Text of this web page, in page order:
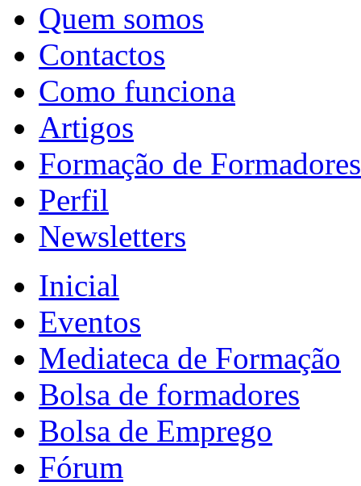
Quem somos
Contactos
Como funciona
Artigos
Formação de Formadores
Perfil
Newsletters
Inicial
Eventos
Mediateca de Formação
Bolsa de formadores
Bolsa de Emprego
Fórum